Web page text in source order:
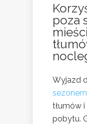
poza
Wyjazd
sezonem
tłumów
pobytu.